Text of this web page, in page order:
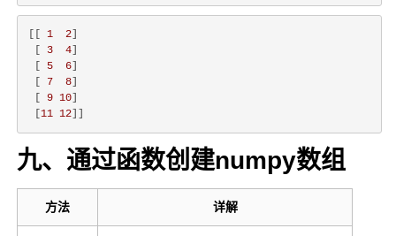
1 2
3 4
5 6
7 8
9 10
11 12
九、通过函数创建numpy数组
方法 详解